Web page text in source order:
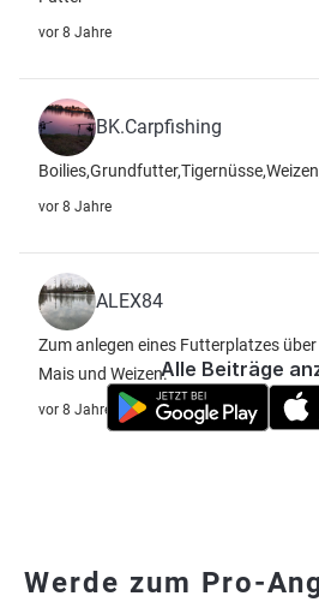
vor 8 Jahre
BK.Carpfishing
vor 8 Jahre
ALEX84
Zum anlegen eines Futterplatzes
Mais und Weizen.
vor 8 Jahre
Alle Beiträge
Werde zum Pro-